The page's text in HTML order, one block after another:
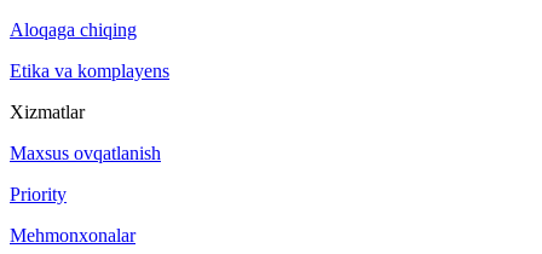
Aloqaga chiqing
Etika va komplayens
Xizmatlar
Maxsus ovqatlanish
Priority
Mehmonxonalar